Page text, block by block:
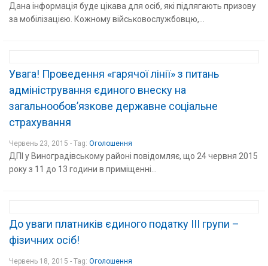
Дана інформація буде цікава для осіб, які підлягають призову
за мобілізацією. Кожному військовослужбовцю,...
Увага! Проведення «гарячої лінії» з питань
адміністрування єдиного внеску на
загальнообов’язкове державне соціальне
страхування
Червень 23, 2015 - Tag: Оголошення
ДПІ у Виноградівському районі повідомляє, що 24 червня 2015
року з 11 до 13 години в приміщенні...
До уваги платників єдиного податку ІІІ групи –
фізичних осіб!
Червень 18, 2015 - Tag: Оголошення